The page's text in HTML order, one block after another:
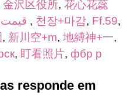
金沢区役所, 花心花蕊
, 천장+마감, Ff.59,
, 新川空+m, 地縛神+一,
, 盯看照片, фбр р
responde em